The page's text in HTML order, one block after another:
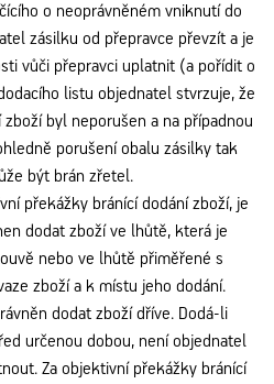
o neoprávněném vniknutí do
zásilku od přepravce převzít a je
vůči přepravci uplatnit (a pořídit o
listu objednatel stvrzuje, že
byl neporušen a na případnou
porušení obalu zásilky tak
být brán zřetel.
překážky bránící dodání zboží, je
dodat zboží ve lhůtě, která je
nebo ve lhůtě přiměřené s
zboží a k místu jeho dodání.
dodat zboží dříve. Dodá-li
určenou dobou, není objednatel
Za objektivní překážky bránící